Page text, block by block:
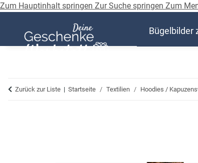
Zum Hauptinhalt springen Zur Suche springen Zum
Bügelbilder
Zurück zur Liste Startseite Textilien Hoodies /